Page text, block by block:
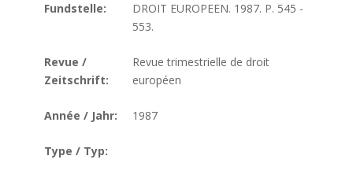
Fundstelle:
DROIT EUROPEEN. 1987. P. 545 -
553.
Revue /
Zeitschrift:
Revue trimestrielle de droit
européen
Année / Jahr: 1987
Type / Typ: